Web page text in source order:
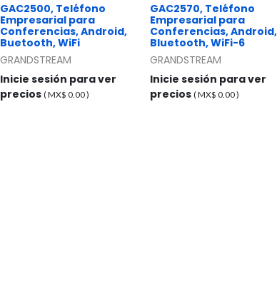
GAC2500, Teléfono
Empresarial para
Conferencias, Android,
Buetooth, WiFi
GRANDSTREAM
Inicie sesión para ver
precios ( MX$ 0.00)
GAC2570, Teléfono
Empresarial para
Conferencias, Android,
Bluetooth, WiFi-6
GRANDSTREAM
Inicie sesión para ver
precios ( MX$ 0.00)